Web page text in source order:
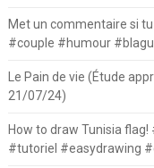
Met un commentaire si
#couple #humour
Le Pain de vie (Étude
21/07/24)
How to draw Tunisia
#tutoriel #easydrawing